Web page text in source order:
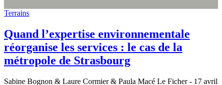
Terrains
Quand l’expertise environnementale
réorganise les services : le cas de la
métropole de Strasbourg
Sabine Bognon & Laure Cormier & Paula Macé Le Ficher- 17 avril